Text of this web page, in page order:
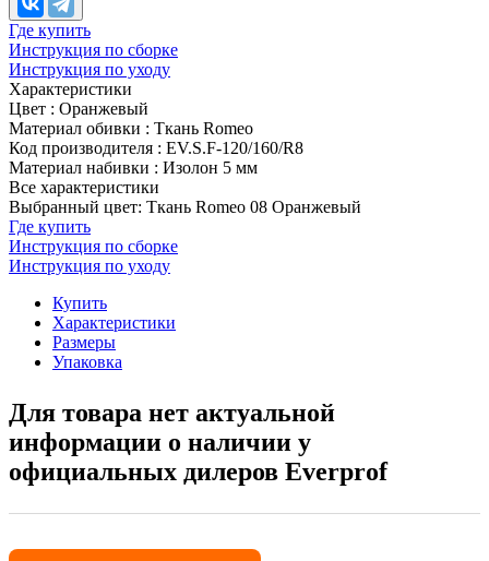
Где купить
Инструкция по сборке
Инструкция по уходу
Характеристики
Цвет : Оранжевый
Материал обивки : Ткань Romeo
Код производителя : EV.S.F-120/160/R8
Материал набивки : Изолон 5 мм
Все характеристики
Выбранный цвет: Ткань Romeo 08 Оранжевый
Где купить
Инструкция по сборке
Инструкция по уходу
Купить
Характеристики
Размеры
Упаковка
Для товара нет актуальной
информации о наличии у
официальных дилеров Everprof